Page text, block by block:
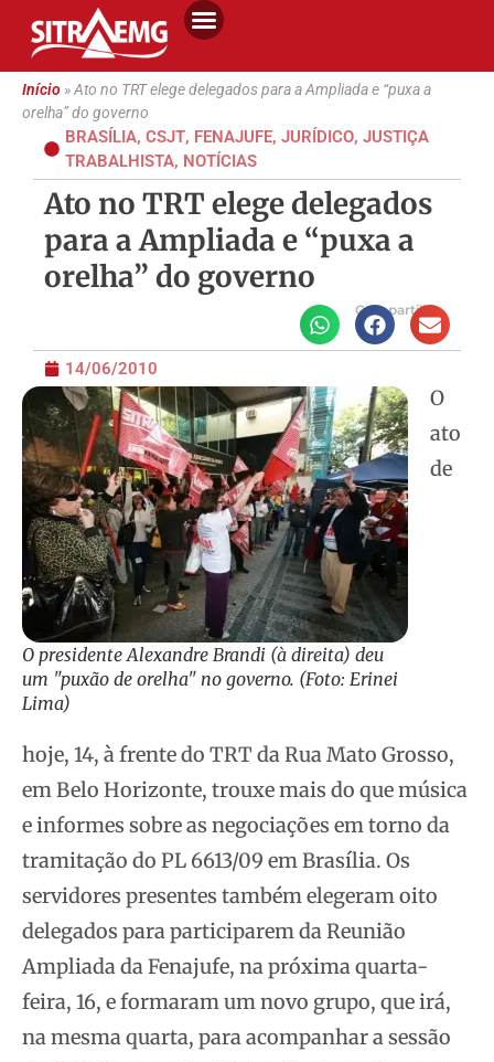
Início»Ato no TRT elege delegados para a Ampliada e “puxa a
orelha” do governo
BRASÍLIA, CSJT, FENAJUFE, JURÍDICO, JUSTIÇA
TRABALHISTA, NOTÍCIAS
Ato no TRT elege delegados
para a Ampliada e “puxa a
orelha” do governo
Compartilhe
14/06/2010
O presidente Alexandre Brandi (à direita) deu
um "puxão de orelha" no governo. (Foto: Erinei
Lima)
O
ato
de
hoje, 14, à frente do TRT da Rua Mato Grosso,
em Belo Horizonte, trouxe mais do que música
e informes sobre as negociações em torno da
tramitação do PL 6613/09 em Brasília. Os
servidores presentes também elegeram oito
delegados para participarem da Reunião
Ampliada da Fenajufe, na próxima quarta-
feira, 16, e formaram um novo grupo, que irá,
na mesma quarta, para acompanhar a sessão